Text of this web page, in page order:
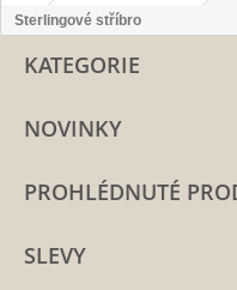
Sterlingové stříbro
KATEGORIE
NOVINKY
PROHLÉDNUTÉ
SLEVY